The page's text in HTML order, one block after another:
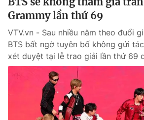
Chính trị
Xã hội
Pháp luật
Y tế
Grammy lần thứ 69
VTV.vn - Sau nhiều năm theo đuổi
BTS bất ngờ tuyên bố không gửi
xét duyệt tại lễ trao giải lần thứ 69